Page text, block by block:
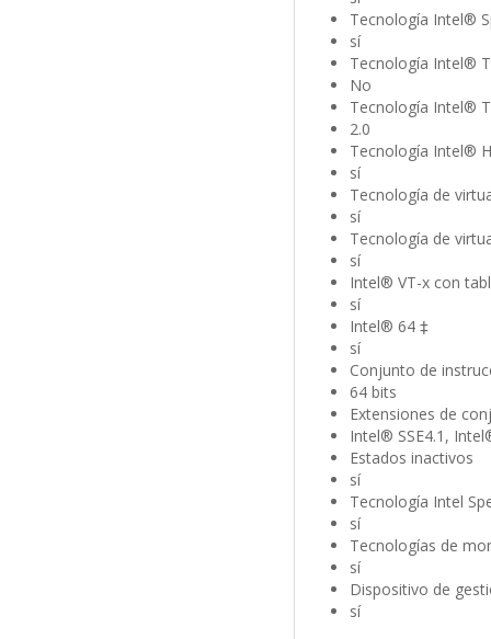
Tecnología Intel®
sí
Tecnología Intel®
No
Tecnología Intel®
2.0
Tecnología Intel®
sí
Tecnología de
sí
Tecnología de
sí
Intel® VT-x con
sí
Intel® 64 ‡
sí
Conjunto de
64 bits
Extensiones de
Intel® SSE4.1,
Estados inactivos
sí
Tecnología Intel
sí
Tecnologías de
sí
Dispositivo de
sí